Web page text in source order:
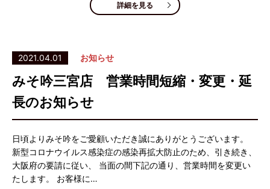
詳細を見る
2021.04.01 お知らせ
みそ吟三宮店 営業時間短縮・変更・延
長のお知らせ
日頃よりみそ吟をご愛顧いただき誠にありがとうございます。
新型コロナウイルス感染症の感染再拡大防止のため、引き続き、
大阪府の要請に従い、 当面の間下記の通り、営業時間を変更い
たします。 お客様に…